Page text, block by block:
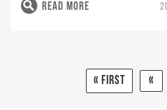
READ MORE
« First
«